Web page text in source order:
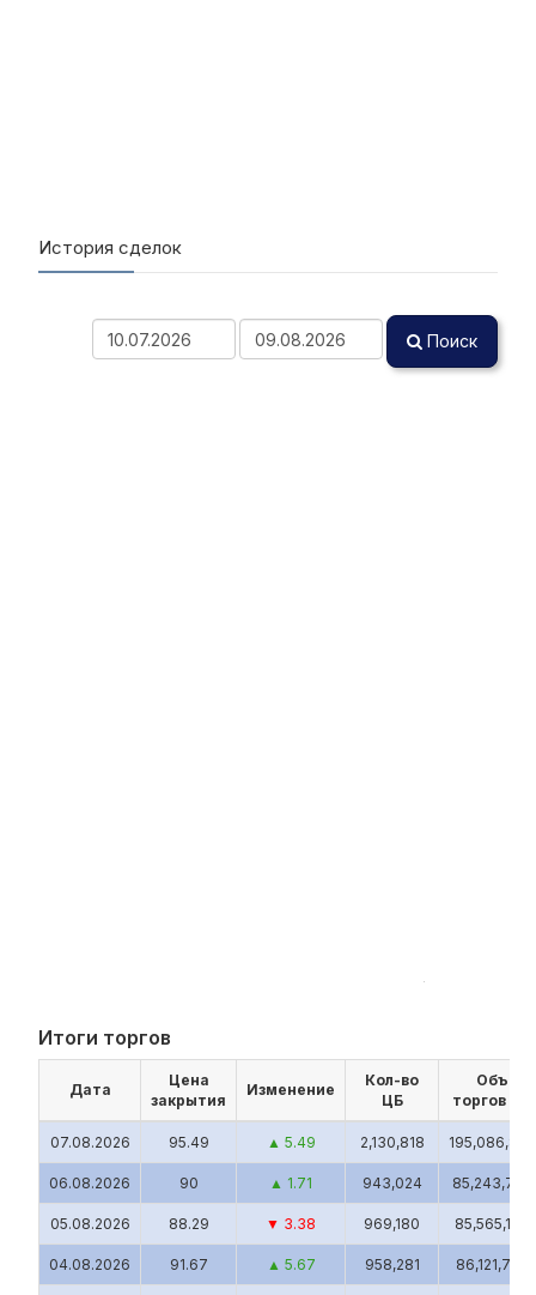
История сделок
Поиск
Итоги торгов
Дата
Цена
закрытия
Изменение
Кол-во
ЦБ
Объём
торгов
07.08.2026 95.49 ▲ 5.49 2,130,818
06.08.2026 90 ▲ 1.71 943,024
05.08.2026 88.29 ▼ 3.38 969,180
04.08.2026 91.67 ▲ 5.67 958,281